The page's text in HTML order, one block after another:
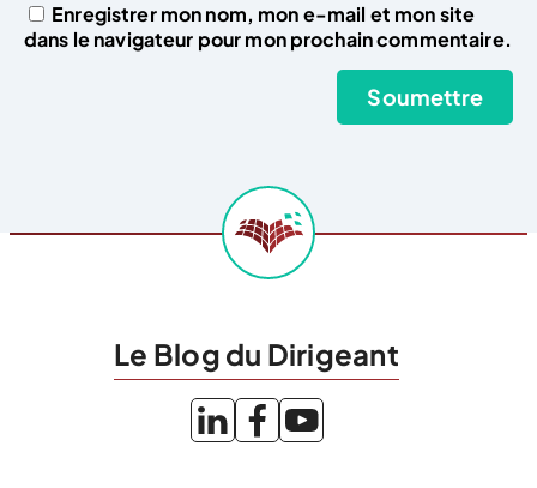
Enregistrer mon nom, mon e-mail et mon site
dans le navigateur pour mon prochain commentaire.
Le Blog du Dirigeant